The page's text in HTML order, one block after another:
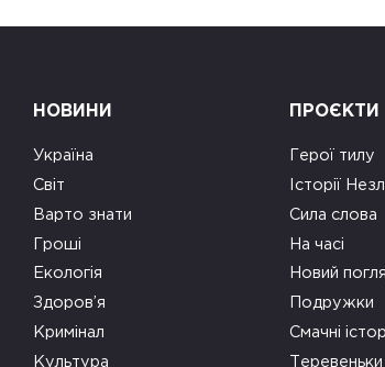
НОВИНИ
Україна
Світ
Варто знати
Гроші
Екологія
Здоров’я
Кримінал
Культура
ПРОЄКТИ
Герої тилу
Історії
Сила слова
На часі
Новий
Подружки
Смачні
Теревеньки